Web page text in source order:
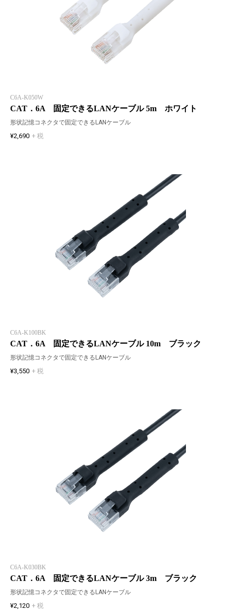
C6A-K050W
CAT．6A 固定できるLANケーブル 5m ホワイト
形状記憶コネクタで固定できるLANケーブル
¥2,690 + 税
C6A-K100BK
CAT．6A 固定できるLANケーブル 10m ブラック
形状記憶コネクタで固定できるLANケーブル
¥3,550 + 税
C6A-K030BK
CAT．6A 固定できるLANケーブル 3m ブラック
形状記憶コネクタで固定できるLANケーブル
¥2,120 + 税